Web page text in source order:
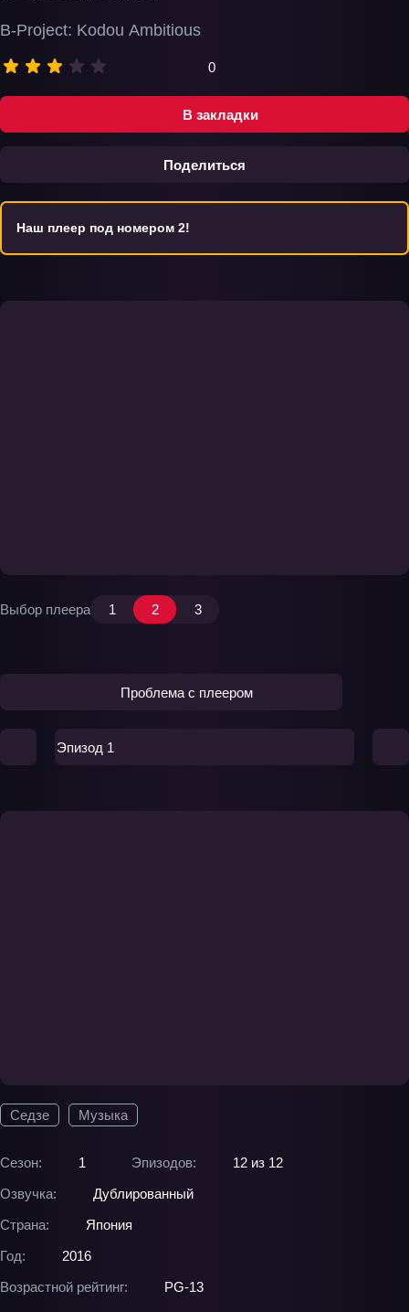
В закладки
Поделиться
B-Project: Kodou Ambitious
0
Седзе Музыка
Сезон: 1 Эпизодов:
12 из 12
Озвучка:
Дублированный
Страна:
Япония
Год:
2016
Возрастной рейтинг:
PG-13
Наш плеер под номером 2!
Выбор плеера 1 2 3
Проблема с плеером
Эпизод 1